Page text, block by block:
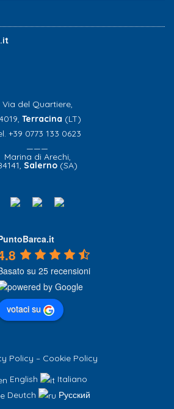
Via del Quartiere,
Terracina (LT)
+39 0773 133 0623
———
Marina di Arechi,
Salerno(SA)
su 25 recensioni
votaci su
Policy – Cookie Policy
English
Italiano
Deutch
Русский